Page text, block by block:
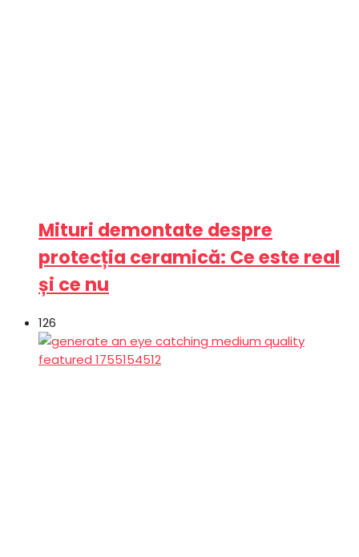
Mituri demontate despre
protecția ceramică: Ce este real
și ce nu
126